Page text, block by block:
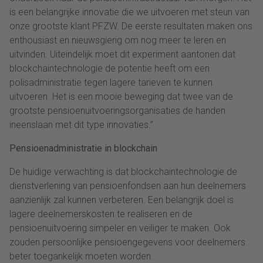
is een belangrijke innovatie die we uitvoeren met steun van
onze grootste klant PFZW. De eerste resultaten maken ons
enthousiast en nieuwsgierig om nog meer te leren en
uitvinden. Uiteindelijk moet dit experiment aantonen dat
blockchaintechnologie de potentie heeft om een
polisadministratie tegen lagere tarieven te kunnen
uitvoeren. Het is een mooie beweging dat twee van de
grootste pensioenuitvoeringsorganisaties de handen
ineenslaan met dit type innovaties.’’
Pensioenadministratie in blockchain
De huidige verwachting is dat blockchaintechnologie de
dienstverlening van pensioenfondsen aan hun deelnemers
aanzienlijk zal kunnen verbeteren. Een belangrijk doel is
lagere deelnemerskosten te realiseren en de
pensioenuitvoering simpeler en veiliger te maken. Ook
zouden persoonlijke pensioengegevens voor deelnemers
beter toegankelijk moeten worden.